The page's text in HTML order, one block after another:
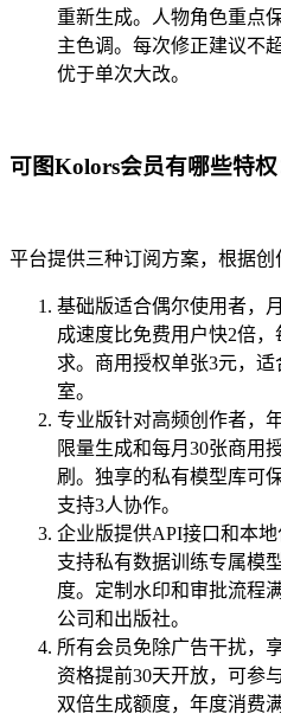
重新生成。人物角色重点
主色调。每次修正建议不
优于单次大改。
可图Kolors会员有哪些特权
平台提供三种订阅方案，根据创
基础版适合偶尔使用者，
成速度比免费用户快2倍
求。商用授权单张3元，
室。
专业版针对高频创作者，
限量生成和每月30张商用
刷。独享的私有模型库可
支持3人协作。
企业版提供API接口和本地
支持私有数据训练专属模
度。定制水印和审批流程
公司和出版社。
所有会员免除广告干扰，
资格提前30天开放，可参
双倍生成额度，年度消费